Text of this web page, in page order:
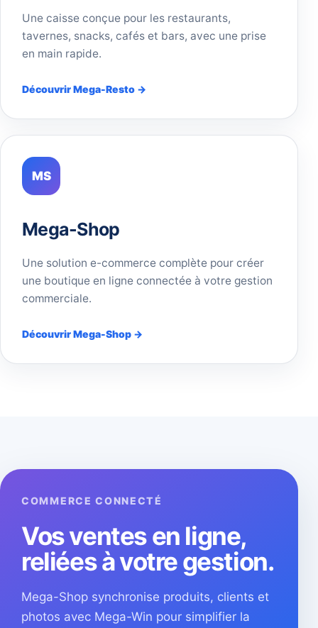
Une caisse conçue pour les restaurants,
tavernes, snacks, cafés et bars, avec une prise
en main rapide.
Découvrir Mega-Resto →
MS
Mega-Shop
Une solution e-commerce complète pour créer
une boutique en ligne connectée à votre gestion
commerciale.
Découvrir Mega-Shop →
COMMERCE CONNECTÉ
Vos ventes en ligne,
reliées à votre gestion.
Mega-Shop synchronise produits, clients et
photos avec Mega-Win pour simplifier la